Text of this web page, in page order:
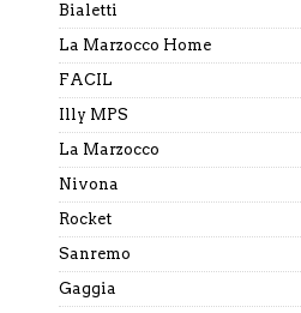
Bialetti
La Marzocco Home
FACIL
Illy MPS
La Marzocco
Nivona
Rocket
Sanremo
Gaggia